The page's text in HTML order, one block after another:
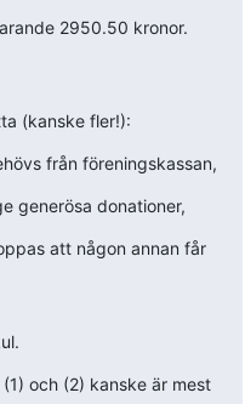
2950.50 kronor.
(kanske fler!):
från föreningskassan,
generösa donationer,
att någon annan får
och (2) kanske är mest